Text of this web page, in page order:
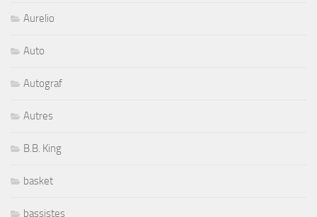
Aurelio
Auto
Autograf
Autres
B.B. King
basket
bassistes